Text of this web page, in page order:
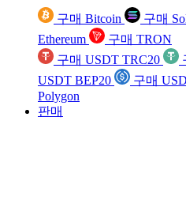
구매 Bitcoin 구매
Ethereum
구매 TRON
구매 USDT TRC20
USDT BEP20
구매
Polygon
판매